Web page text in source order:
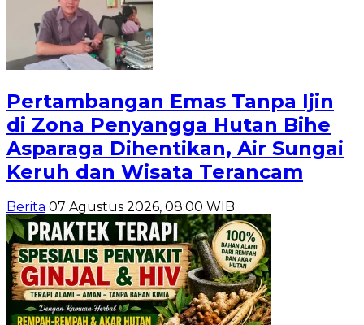
Pertambangan Emas Tanpa Ijin
di Zona Penyangga Hutan Bihe
Asparaga Dihentikan, Air Sungai
Keruh dan Wisata Terancam
Berita 07 Agustus 2026, 08:00 WIB